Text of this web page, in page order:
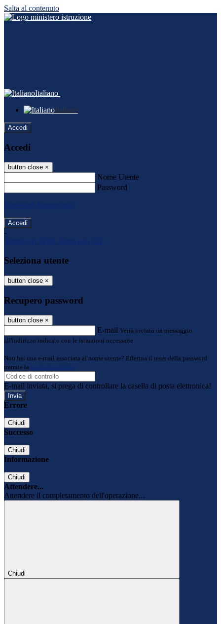
Salta al contenuto
Italiano
Italiano
Accedi
Accedi
button close ×
Nome Utente
Password
Password dimenticata?
-
Entra con SPID
Entra con CIE
Seleziona utente
button close ×
Recupero password
button close ×
E-mail Verrà inviato un messaggio
all'indirizzo indicato con le istruzioni necessarie.
Non hai una e-mail associata al nome utente? Effettua il reset della password
tramite la
Login Spaggiari
E-mail inviata, si prega di controllare la casella di posta elettronica!
Errore
Chiudi
Successo
Chiudi
Informazione
Chiudi
Attendere...
Attendere il completamento dell'operazione...
Chiudi